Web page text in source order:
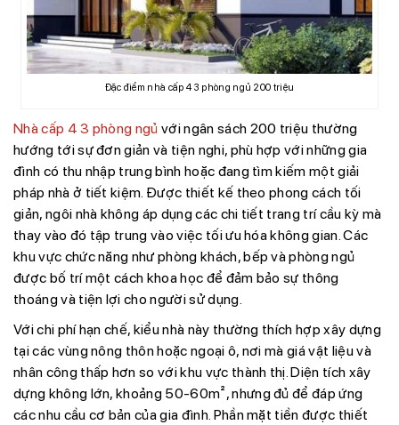
Đặc điểm nhà cấp 4 3 phòng ngủ 200 triệu
Nhà cấp 4 3 phòng ngủ với ngân sách 200 triệu thường
hướng tới sự đơn giản và tiện nghi, phù hợp với những gia
đình có thu nhập trung bình hoặc đang tìm kiếm một giải
pháp nhà ở tiết kiệm. Được thiết kế theo phong cách tối
giản, ngôi nhà không áp dụng các chi tiết trang trí cầu kỳ mà
thay vào đó tập trung vào việc tối ưu hóa không gian. Các
khu vực chức năng như phòng khách, bếp và phòng ngủ
được bố trí một cách khoa học để đảm bảo sự thông
thoáng và tiện lợi cho người sử dụng.
Với chi phí hạn chế, kiểu nhà này thường thích hợp xây dựng
tại các vùng nông thôn hoặc ngoại ô, nơi mà giá vật liệu và
nhân công thấp hơn so với khu vực thành thị. Diện tích xây
dựng không lớn, khoảng 50-60m², nhưng đủ để đáp ứng
các nhu cầu cơ bản của gia đình. Phần mặt tiền được thiết